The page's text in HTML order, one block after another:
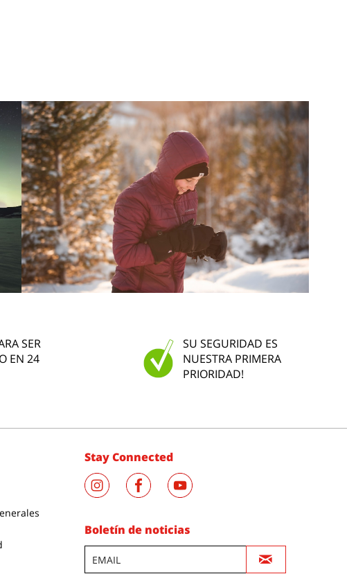
SER
EN 24
SU SEGURIDAD ES
NUESTRA PRIMERA
PRIORIDAD!
Stay Connected
Boletín de noticias